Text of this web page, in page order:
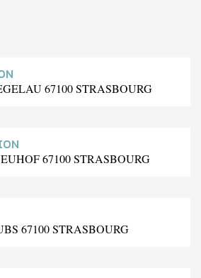
67100 STRASBOURG
67100 STRASBOURG
67100 STRASBOURG